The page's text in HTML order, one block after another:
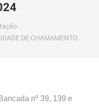
DE CHAMAMENTO…
nº 39, 139 e